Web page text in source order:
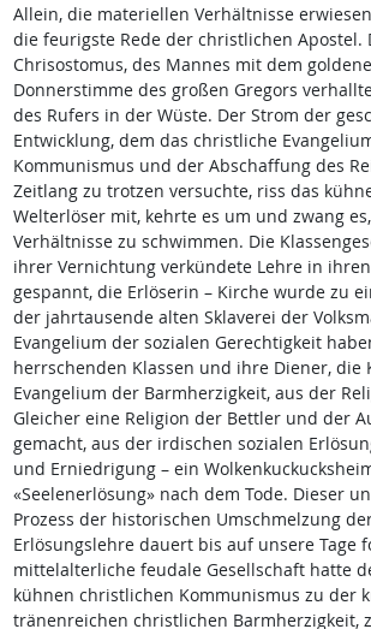
Allein, die materiellen Verhältnisse
die feurigste Rede der christlichen Apostel.
Chrisostomus, des Mannes mit dem
Donnerstimme des großen Gregors
des Rufers in der Wüste. Der Strom der
Entwicklung, dem das christliche
Kommunismus und der Abschaffung des
Zeitlang zu trotzen versuchte, riss das
Welterlöser mit, kehrte es um und zwang
Verhältnisse zu schwimmen. Die
ihrer Vernichtung verkündete Lehre in
gespannt, die Erlöserin – Kirche wurde zu
der jahrtausende alten Sklaverei der
Evangelium der sozialen Gerechtigkeit
herrschenden Klassen und ihre Diener, die
Evangelium der Barmherzigkeit, aus der
Gleicher eine Religion der Bettler und der
gemacht, aus der irdischen sozialen
und Erniedrigung – ein
«Seelenerlösung» nach dem Tode. Dieser
Prozess der historischen Umschmelzung
Erlösungslehre dauert bis auf unsere Tage
mittelalterliche feudale Gesellschaft hatte
kühnen christlichen Kommunismus zu der
tränenreichen christlichen Barmherzigkeit,